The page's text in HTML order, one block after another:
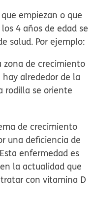
empiezan o que
4 años de edad se
salud. Por ejemplo:
zona de crecimiento
alrededor de la
rodilla se oriente
de crecimiento
una deficiencia de
enfermedad es
la actualidad que
con vitamina D